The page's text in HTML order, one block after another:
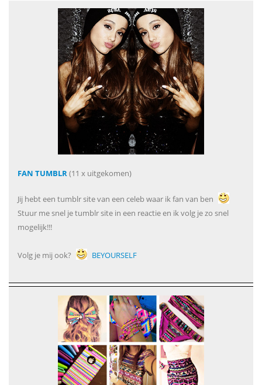
FAN TUMBLR (11 x uitgekomen)
Jij hebt een tumblr site van een celeb waar ik fan van ben
Stuur me snel je tumblr site in een reactie en ik volg je zo snel
mogelijk!!!
Volg je mij ook? BEYOURSELF